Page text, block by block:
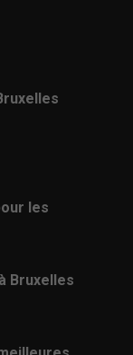
les
Bruxelles